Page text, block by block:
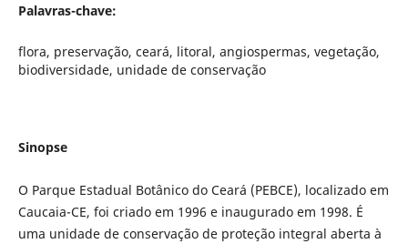
Palavras-chave:
flora, preservação, ceará, litoral, angiospermas, vegetação,
biodiversidade, unidade de conservação
Sinopse
O Parque Estadual Botânico do Ceará (PEBCE), localizado em
Caucaia-CE, foi criado em 1996 e inaugurado em 1998. É
uma unidade de conservação de proteção integral aberta à